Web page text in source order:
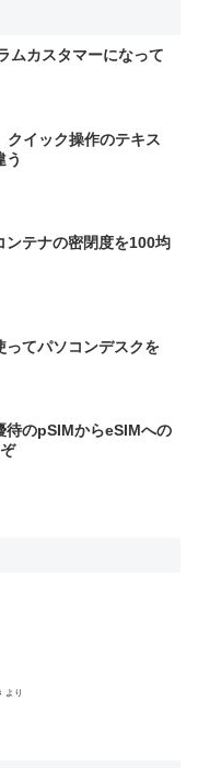
ムカスタマーになって
イック操作のテキス
う
ンテナの密閉度を100均
ってパソコンデスクを
待のpSIMからeSIMへの
より